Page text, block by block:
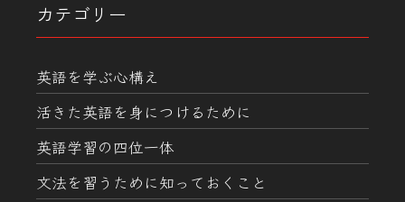
カテゴリー
英語を学ぶ心構え
活きた英語を身につけるために
英語学習の四位一体
文法を習うために知っておくこと